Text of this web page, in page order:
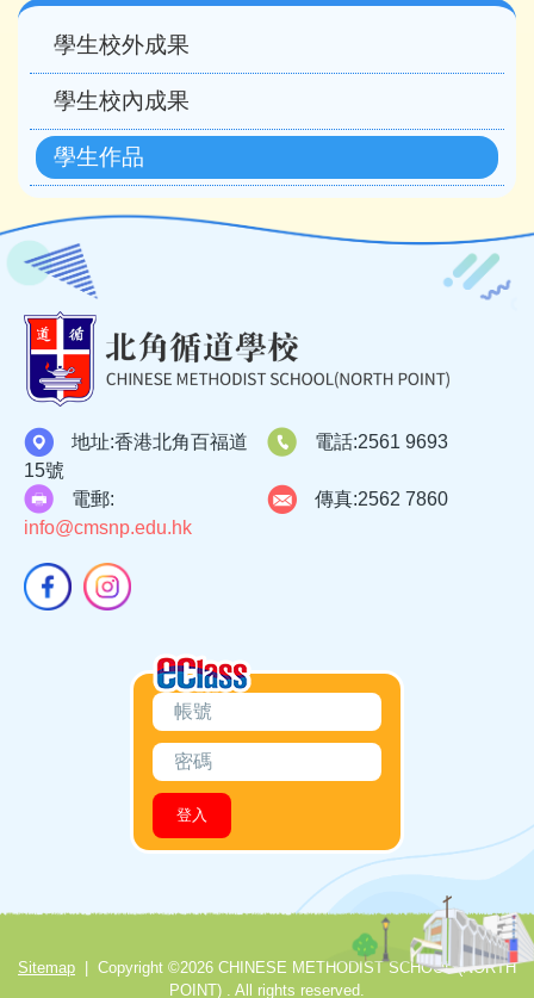
Main
navigation
學生校外成果
學生校內成果
學生作品
地址:香港北角百福道
15號
電話:2561 9693
電郵:
info@cmsnp.edu.hk
傳真:2562 7860
Sitemap | Copyright ©2026 CHINESE METHODIST SCHOOL (NORTH
POINT) . All rights reserved.